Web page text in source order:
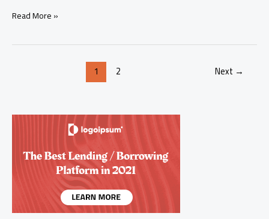
Roberto
programa
beneficiados
Read More »
1 2 Next →